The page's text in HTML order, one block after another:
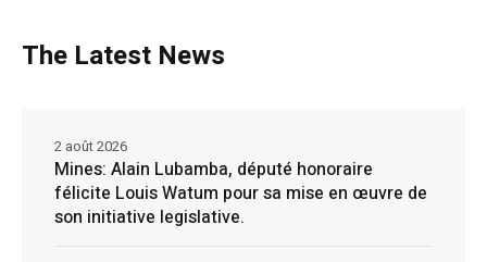
The Latest News
Mines: Alain Lubamba, député honoraire
félicite Louis Watum pour sa mise en œuvre de
son initiative legislative.
2 août 2026